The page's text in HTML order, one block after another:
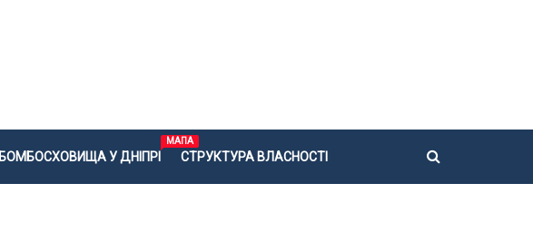
БОМБОСХОВИЩА У ДНІПРІ
МАПА
СТРУКТУРА ВЛАСНОСТІ